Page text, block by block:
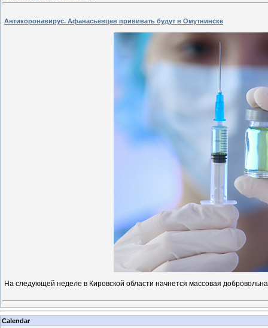
Антикоронавирус. Афанасьевцев прививать будут в Омутнинске
На следующей неделе в Кировской области начнется массовая
Calendar